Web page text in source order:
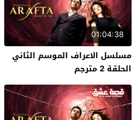
01:04:38
مسلسل الاعراف الموسم الثاني
الحلقة 2 مترجم